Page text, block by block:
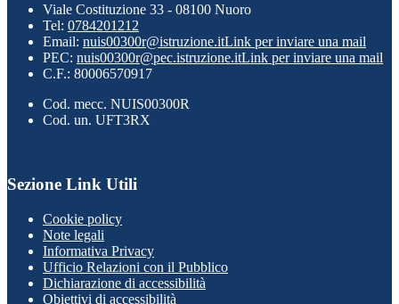
Viale Costituzione 33 - 08100 Nuoro
Tel: 0784201212
Email: nuis00300r@istruzione.itLink per inviare una mail
PEC: nuis00300r@pec.istruzione.itLink per inviare una mail
C.F.: 80006570917
Cod. mecc. NUIS00300R
Cod. un. UFT3RX
Sezione Link Utili
Cookie policy
Note legali
Informativa Privacy
Ufficio Relazioni con il Pubblico
Dichiarazione di accessibilità
Obiettivi di accessibilità